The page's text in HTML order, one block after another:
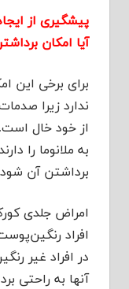
پیشگیری از
آیا امکان
برای برخی این
ندارد زیرا
از خود خال
به ملانوما را
برداشتن آن
امراض جلدی
افراد
در افراد غیر
آنها به راحتی